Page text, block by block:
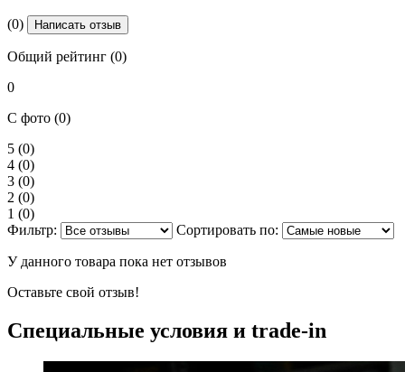
(0) Написать отзыв
Общий рейтинг (0)
0
С фото (0)
5 (0)
4 (0)
3 (0)
2 (0)
1 (0)
Фильтр:
Сортировать по:
У данного товара пока нет отзывов
Оставьте свой отзыв!
Специальные условия и trade-in